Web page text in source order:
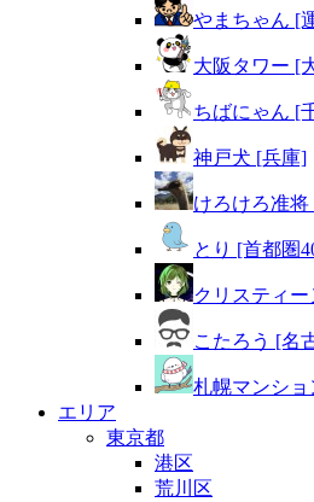
やまちゃん [
大阪タワー [
ちばにゃん [
神戸犬 [兵庫]
けろけろ准
とり [首都圏
クリスティ
こたろう [名
札幌マンシ
エリア
東京都
港区
荒川区